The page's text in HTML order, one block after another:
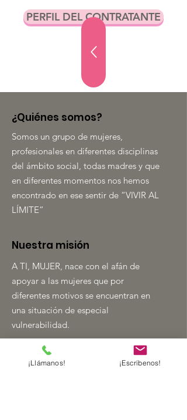
PERFIL DEL CONTRATANTE
¿Quiénes somos?
Somos un grupo de mujeres,
profesionales en diferentes disciplinas
del ámbito social, todas madres y que
en diferentes momentos nos hemos
encontrado en ese sentir de “VIVIR AL
LÍMITE”
Nuestra misión
A TI, MUJER, nace con el afán de
apoyar a las mujeres que por
diferentes motivos se encuentran en
una situación de especial
vulnerabilidad.
Contacto
¡Llámanos! ¡Escríbenos!